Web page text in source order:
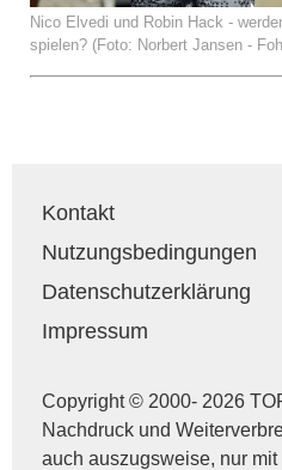
Nico Elvedi und Robin Hack -
spielen? (Foto: Norbert Jansen -
Kontakt
Nutzungsbedingungen
Datenschutzerklärung
Impressum
Copyright © 2000- 2026
Nachdruck und
auch auszugsweise, nur